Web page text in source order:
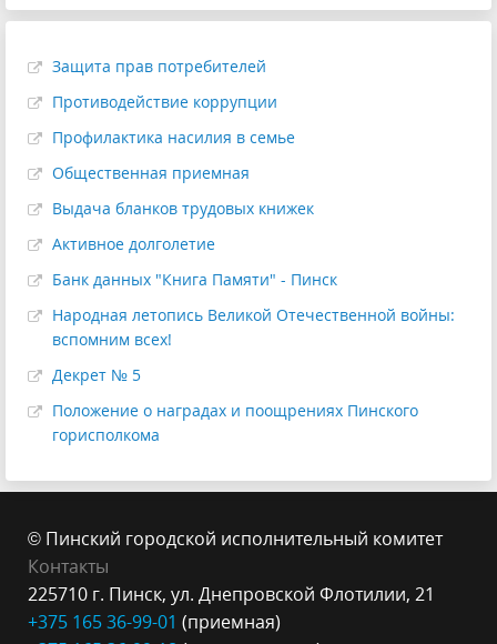
Защита прав потребителей
Противодействие коррупции
Профилактика насилия в семье
Общественная приемная
Выдача бланков трудовых книжек
Активное долголетие
Банк данных "Книга Памяти" - Пинск
Народная летопись Великой Отечественной войны:
вспомним всех!
Декрет № 5
Положение о наградах и поощрениях Пинского
горисполкома
© Пинский городской исполнительный комитет
Контакты
225710 г. Пинск, ул. Днепровской Флотилии, 21
+375 165 36-99-01 (приемная)